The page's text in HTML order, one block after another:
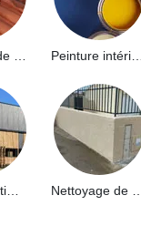
Peinture intérieure 91